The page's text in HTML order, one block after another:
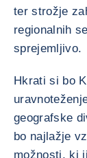
ter strožje
regionalnih
sprejemljivo.
Hkrati si bo
geografske
bo najlažje
možnosti, ki